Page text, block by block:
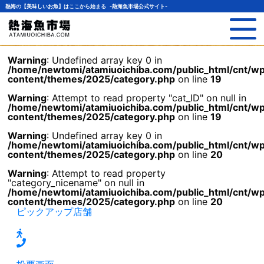
熱海の【美味しいお魚】はここから始まる -熱海魚市場公式サイト-
Warning: Undefined array key 0 in
/home/newtomi/atamiuoichiba.com/public_html/cnt/
content/themes/2025/category.phpon line 19
Warning: Attempt to read property "cat_ID" on null in
/home/newtomi/atamiuoichiba.com/public_html/cnt/
content/themes/2025/category.phpon line 19
Warning: Undefined array key 0 in
/home/newtomi/atamiuoichiba.com/public_html/cnt/
content/themes/2025/category.phpon line 20
Warning: Attempt to read property
"category_nicename" on null in
/home/newtomi/atamiuoichiba.com/public_html/cnt/
content/themes/2025/category.phpon line 20
ピックアップ店舗